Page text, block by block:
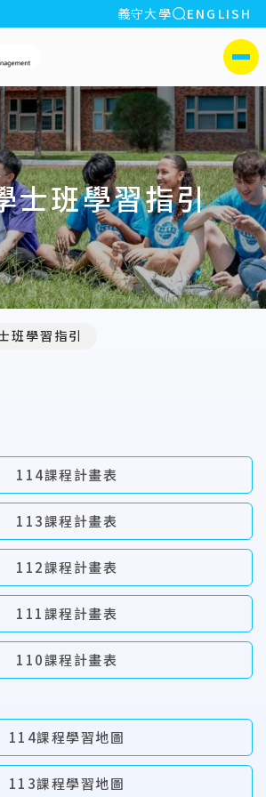
:::
義守大學 全站搜索
ENGLISH
側選單
士班學習指引
班學習指引
114課程計畫表
113課程計畫表
112課程計畫表
111課程計畫表
110課程計畫表
114課程學習地圖
113課程學習地圖